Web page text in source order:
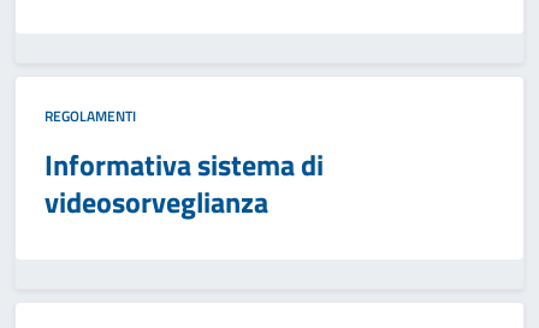
REGOLAMENTI
Informativa sistema di
videosorveglianza